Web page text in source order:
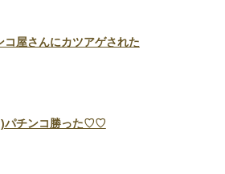
コ屋さんにカツアゲされた
パチンコ勝った♡♡